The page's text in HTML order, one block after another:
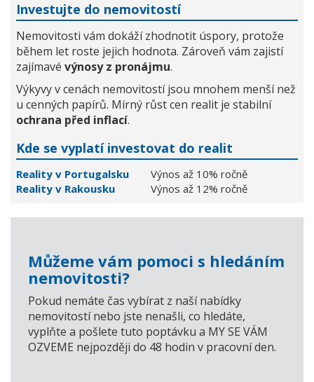
Investujte do nemovitostí
Nemovitosti vám dokáží zhodnotit úspory, protože
během let roste jejich hodnota. Zároveň vám zajistí
zajímavé výnosy z pronájmu.
Výkyvy v cenách nemovitostí jsou mnohem menší než
u cenných papírů. Mírný růst cen realit je stabilní
ochrana před inflací.
Kde se vyplatí investovat do realit
Reality v Portugalsku
Výnos až 10% ročně
Reality v Rakousku
Výnos až 12% ročně
Můžeme vám pomoci s hledáním
nemovitosti?
Pokud nemáte čas vybírat z naší nabídky
nemovitostí nebo jste nenašli, co hledáte,
vyplňte a pošlete tuto poptávku a MY SE VÁM
OZVEME nejpozději do 48 hodin v pracovní den.